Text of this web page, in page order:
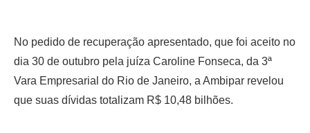
No pedido de recuperação apresentado, que foi aceito no
dia 30 de outubro pela juíza Caroline Fonseca, da 3ª
Vara Empresarial do Rio de Janeiro, a Ambipar revelou
que suas dívidas totalizam R$ 10,48 bilhões.